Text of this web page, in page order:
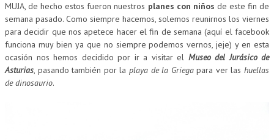
MUJA, de hecho estos fueron nuestros planes con niños de este fin de
semana pasado. Como siempre hacemos, solemos reunirnos los viernes
para decidir que nos apetece hacer el fin de semana (aquí el facebook
funciona muy bien ya que no siempre podemos vernos, jeje) y en esta
ocasión nos hemos decidido por ir a visitar el Museo del Jurásico de
Asturias, pasando también por la playa de la Griegapara ver lashuellas
de dinosaurio.